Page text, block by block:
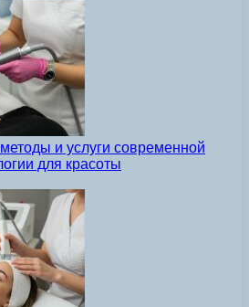
и услуги современной
для красоты